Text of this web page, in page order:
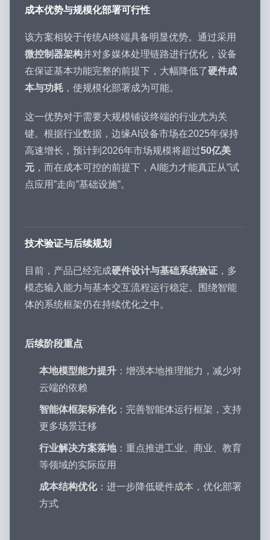
成本优势与规模化部署可行性
该方案相较于传统AI终端具备明显优势。通过采用
微控制器架构并对多媒体处理链路进行优化，设备
在保证基本功能完整的前提下，大幅降低了硬件成
本与功耗 ，使规模化部署成为可能。
这一优势对于需要大规模铺设终端的行业尤为关
键。根据行业数据，边缘AI设备市场在2025年保持
高速增长，预计到2026年市场规模将超过50亿美
元 ，而在成本可控的前提下，AI能力才能真正从”试
点应用”走向”基础设施”。
技术验证与后续规划
目前，产品已经完成硬件设计与基础系统验证 ，多
模态输入能力与基本交互流程运行稳定。围绕智能
体的系统框架仍在持续优化之中。
后续阶段重点
本地模型能力提升 ：增强本地推理能力，减少对
云端的依赖
智能体框架标准化：完善智能体运行框架，支持
更多场景迁移
行业解决方案落地：重点推进工业、商业、教育
等领域的实际应用
成本结构优化：进一步降低硬件成本，优化部署
方式